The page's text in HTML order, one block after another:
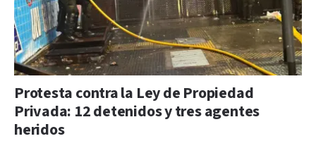
Protesta contra la Ley de Propiedad
Privada: 12 detenidos y tres agentes
heridos